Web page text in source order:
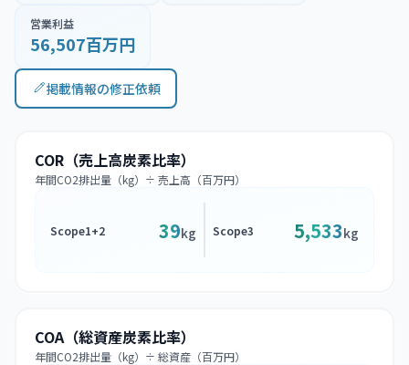
営業利益
56,507百万円
掲載情報の修正依頼
COR（売上高炭素比率）
年間CO2排出量（kg）÷ 売上高（百万円）
Scope1+2 39kg Scope3 5,533kg
COA（総資産炭素比率）
年間CO2排出量（kg）÷ 総資産（百万円）